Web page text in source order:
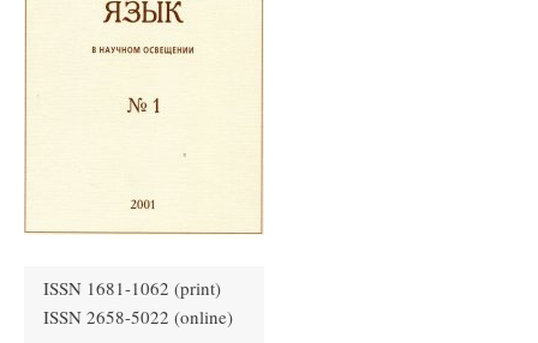
ISSN 1681-1062 (print)
ISSN 2658-5022 (online)